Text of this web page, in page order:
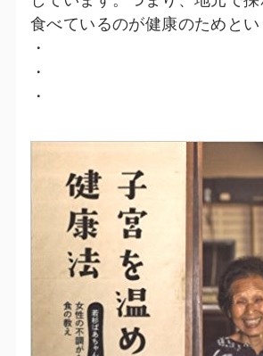
食べているのが健康のためとい
・
・
・